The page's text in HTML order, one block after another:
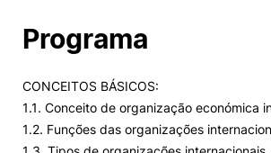
Programa
CONCEITOS BÁSICOS:
1.1. Conceito de organização económica
1.2. Funções das organizações